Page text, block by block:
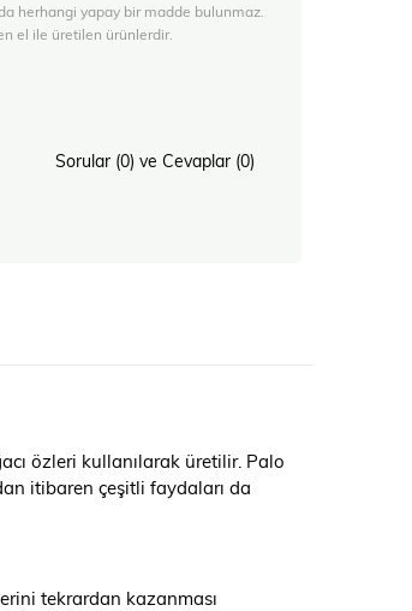
herhangi yapay bir madde bulunmaz.
el ile üretilen ürünlerdir.
Sorular (0) ve Cevaplar (0)
özleri kullanılarak üretilir. Palo
itibaren çeşitli faydaları da
tekrardan kazanması